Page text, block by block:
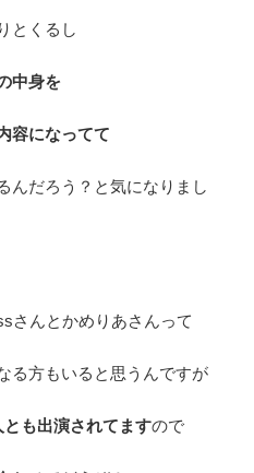
とくるし
中身を
容になってて
んだろう？と気になりまし
さんとかめりあさんって
る方もいると思うんですが
も出演されてますので